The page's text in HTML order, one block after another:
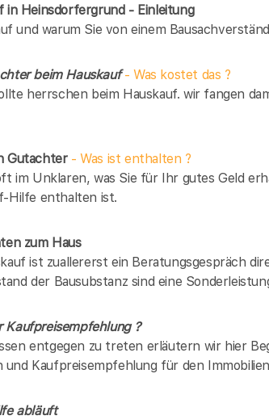
in Heinsdorfergrund - Einleitung
und warum Sie von einem
beim Hauskauf- Was kostet das ?
herrschen beim Hauskauf. wir fangen
Gutachter- Was ist enthalten ?
im Unklaren, was Sie für Ihr gutes Geld
Hilfe enthalten ist.
zum Haus
ist zuallererst ein Beratungsgespräch
der Bausubstanz sind eine
Kaufpreisempfehlung ?
entgegen zu treten erläutern wir hier
Kaufpreisempfehlung für den
abläuft